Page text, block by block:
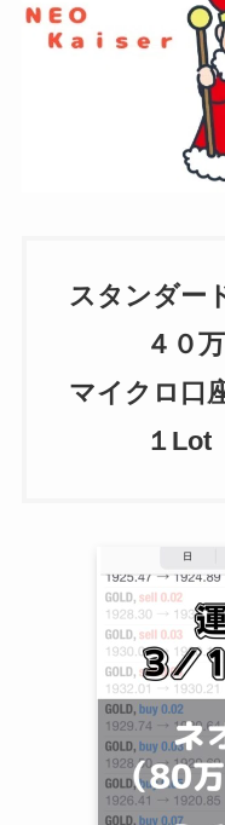
スタンダー
４０
マイクロ口
１